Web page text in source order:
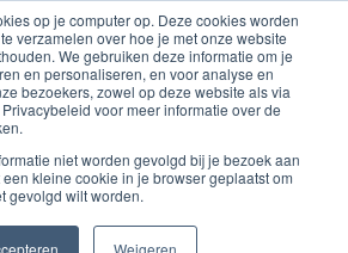
op je computer op. Deze cookies worden
verzamelen over hoe je met onze website
We gebruiken deze informatie om je
en personaliseren, en voor analyse en
bezoekers, zowel op deze website als via
voor meer informatie over de
niet worden gevolgd bij je bezoek aan
kleine cookie in je browser geplaatst om
gevolgd wilt worden.
Weigeren
Inloggen account